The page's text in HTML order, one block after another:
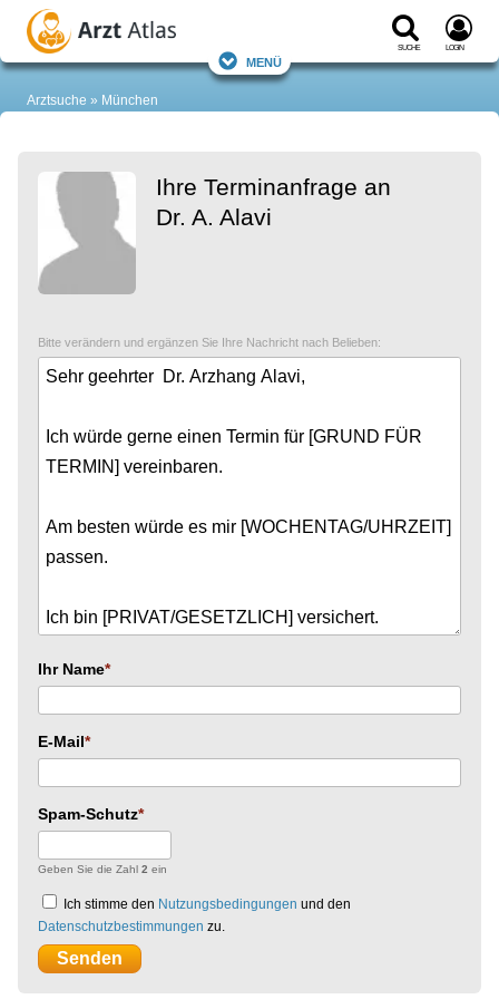
Suche Login
Menü
Arztsuche München
Ihre Terminanfrage an
Dr. A. Alavi
Bitte verändern und ergänzen Sie Ihre Nachricht nach Belieben:
Ihr Name
E-Mail
Spam-Schutz
Geben Sie die Zahl 2 ein
Ich stimme den Nutzungsbedingungen und den
Datenschutzbestimmungen zu.